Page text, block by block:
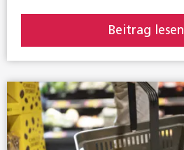
Beitrag lesen